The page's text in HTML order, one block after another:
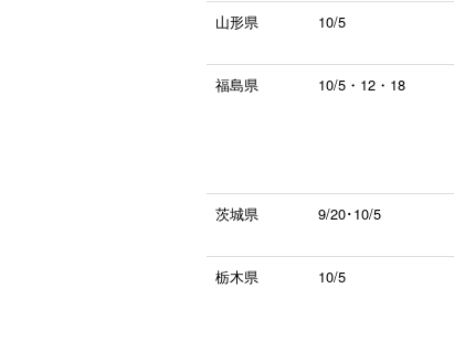
山形県
10/5
福島県
10/5・12・18
茨城県
9/20･10/5
栃木県
10/5